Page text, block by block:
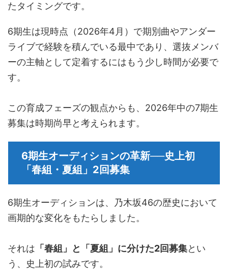
たタイミングです。
6期生は現時点（2026年4月）で期別曲やアンダー
ライブで経験を積んでいる最中であり、選抜メンバ
ーの主軸として定着するにはもう少し時間が必要で
す。
この育成フェーズの観点からも、2026年中の7期生
募集は時期尚早と考えられます。
6期生オーディションの革新──史上初
「春組・夏組」2回募集
6期生オーディションは、乃木坂46の歴史において
画期的な変化をもたらしました。
それは 「春組」と「夏組」に分けた2回募集とい
う、史上初の試みです。